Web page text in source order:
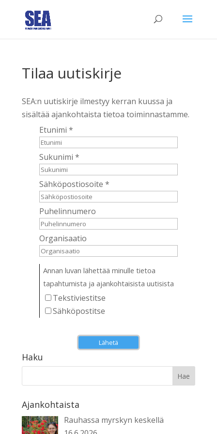
Tilaa uutiskirje
SEA:n uutiskirje ilmestyy kerran kuussa ja
sisältää ajankohtaista tietoa toiminnastamme.
Etunimi *
Sukunimi *
Sähköpostiosoite *
Puhelinnumero
Organisaatio
Annan luvan lähettää minulle tietoa
tapahtumista ja ajankohtaisista uutisista
Tekstiviestitse
Sähköpostitse
Lähetä
Haku
Ajankohtaista
Rauhassa myrskyn keskellä